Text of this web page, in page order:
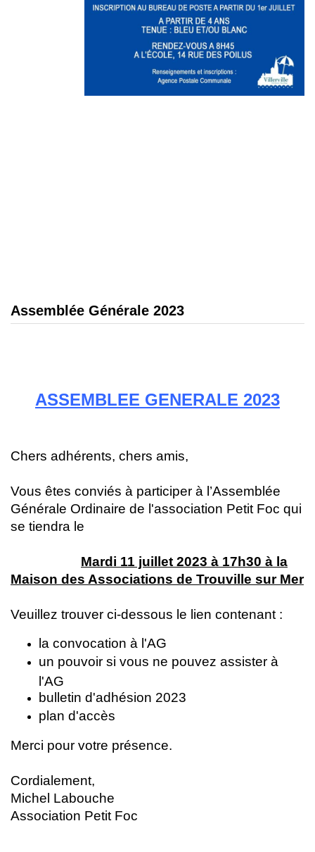
Assemblée Générale 2023
ASSEMBLEE GENERALE 2023
Chers adhérents, chers amis,
Vous êtes conviés à participer à l’Assemblée
Générale Ordinaire de l'association Petit Foc qui
se tiendra le
Mardi 11 juillet 2023 à 17h30 à la
Maison des Associations de Trouville sur Mer
Veuillez trouver ci-dessous le lien contenant :
la convocation à l'AG
un pouvoir si vous ne pouvez assister à
l'AG
bulletin d'adhésion 2023
plan d'accès
Merci pour votre présence.
Cordialement,
Michel Labouche
Association Petit Foc